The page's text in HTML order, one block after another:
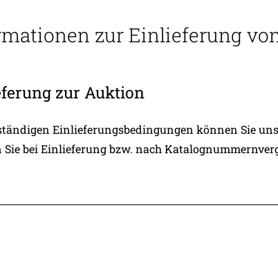
zur Einlieferung
zur Auktion
Einlieferungsbedingungen können Sie
Sie bei Einlieferung bzw. nach